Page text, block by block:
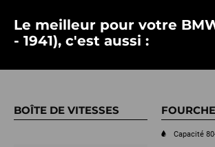
Le meilleur pour votre
- 1941), c'est aussi :
BOÎTE DE VITESSES FOURCHE
Capacité